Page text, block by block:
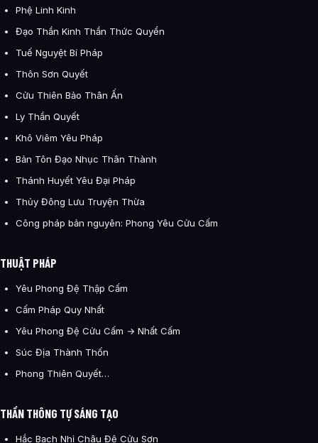
Phệ Linh Kinh
Đạo Thần Kinh Thần Thức Quyển
Tuế Nguyệt Bí Pháp
Thôn Sơn Quyết
Cửu Thiên Bảo Thân Ấn
Ly Thần Quyết
Khô Viêm Yêu Pháp
Bản Tôn Đạo Nhục Thân Thành
Thánh Huyết Yêu Đại Pháp
Thủy Đông Lưu Truyện Thừa
Công pháp bản nguyên: Phong Yêu Cửu Cấm
THUẬT PHÁP
Yêu Phong Đệ Thập Cấm
Cấm Pháp Quy Nhất
Yêu Phong Đệ Cửu Cấm → Nhất Cấm
Súc Địa Thành Thốn
Phong Thiên Quyết…
THẦN THÔNG TỰ SÁNG TẠO
Hắc Bạch Nhị Châu Đệ Cửu Sơn